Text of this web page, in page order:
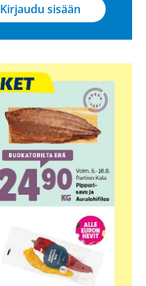
Kirjaudu sisään